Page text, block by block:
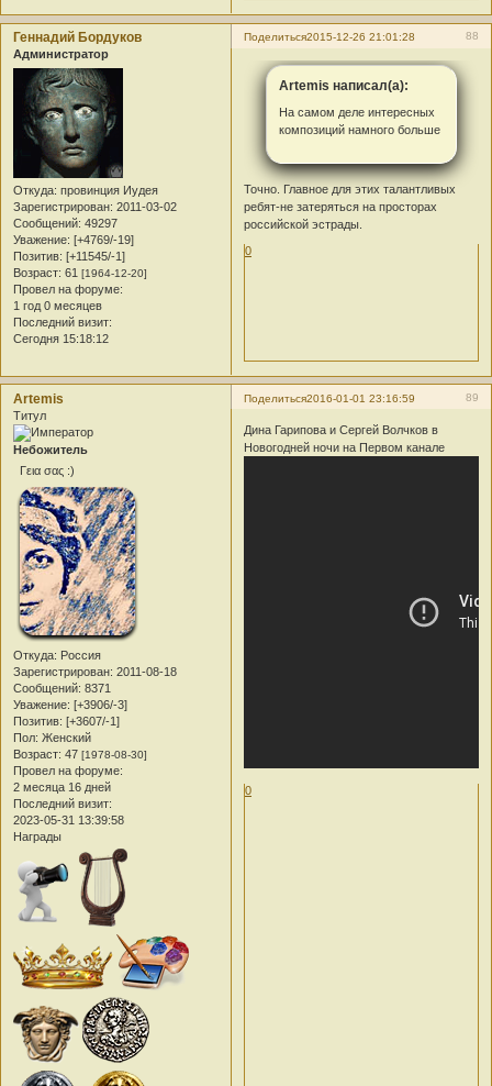
Поделиться 88
2015-12-26 21:01:28
Геннадий Бордуков
Администратор
Откуда: провинция Иудея
Зарегистрирован: 2011-03-02
Сообщений: 49297
Уважение: [+4769/-19]
Позитив: [+11545/-1]
Возраст: 61 [1964-12-20]
Провел на форуме:
1 год 0 месяцев
Последний визит:
Сегодня 15:18:12
Artemis написал(а):
На самом деле интересных
композиций намного больше
Точно. Главное для этих талантливых
ребят-не затеряться на просторах
российской эстрады.
0
Поделиться 89
2016-01-01 23:16:59
Artemis
Титул
Небожитель
Γεια σας :)
Откуда: Россия
Зарегистрирован: 2011-08-18
Сообщений: 8371
Уважение: [+3906/-3]
Позитив: [+3607/-1]
Пол: Женский
Возраст: 47 [1978-08-30]
Провел на форуме:
2 месяца 16 дней
Последний визит:
2023-05-31 13:39:58
Награды
Дина Гарипова и Сергей Волчков в
Новогодней ночи на Первом канале
0